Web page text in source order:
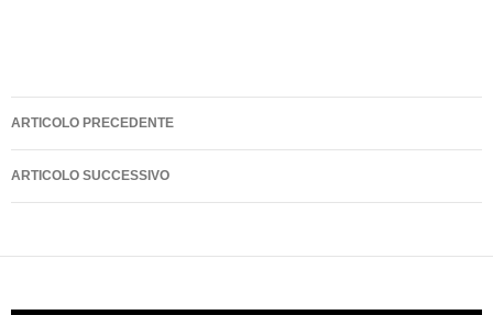
Navigazione
articolo
ARTICOLO PRECEDENTE
ARTICOLO SUCCESSIVO